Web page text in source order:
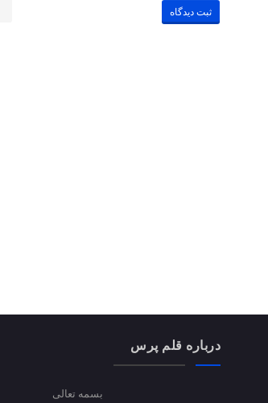
درباره قلم پرس
بسمه تعالی